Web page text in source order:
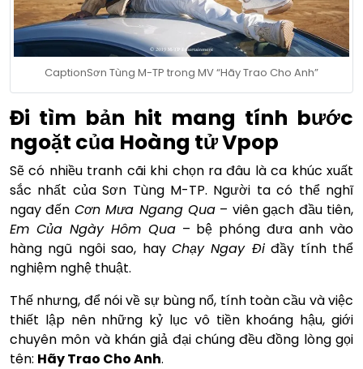
CaptionSơn Tùng M-TP trong MV “Hãy Trao Cho Anh”
Đi tìm bản hit mang tính bước
ngoặt của Hoàng tử Vpop
Sẽ có nhiều tranh cãi khi chọn ra đâu là ca khúc xuất
sắc nhất của Sơn Tùng M-TP. Người ta có thể nghĩ
ngay đến Cơn Mưa Ngang Qua – viên gạch đầu tiên,
Em Của Ngày Hôm Qua– bệ phóng đưa anh vào
hàng ngũ ngôi sao, hay Chạy Ngay Điđầy tính thể
nghiệm nghệ thuật.
Thế nhưng, để nói về sự bùng nổ, tính toàn cầu và việc
thiết lập nên những kỷ lục vô tiền khoáng hậu, giới
chuyên môn và khán giả đại chúng đều đồng lòng gọi
tên: Hãy Trao Cho Anh.